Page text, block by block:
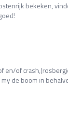
bekeken,
en/of
de boom in